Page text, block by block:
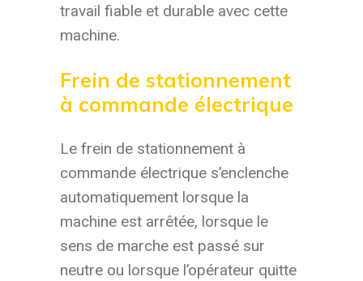
travail fiable et durable avec cette
machine.
Frein de stationnement
à commande électrique
Le frein de stationnement à
commande électrique s’enclenche
automatiquement lorsque la
machine est arrêtée, lorsque le
sens de marche est passé sur
neutre ou lorsque l’opérateur quitte